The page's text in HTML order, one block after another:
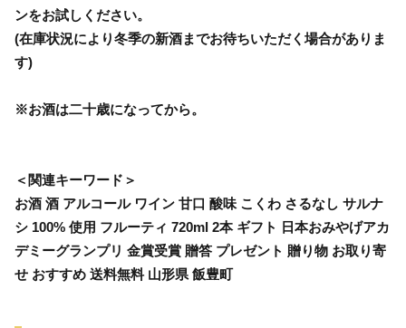
ンをお試しください。
(在庫状況により冬季の新酒までお待ちいただく場合がありま
す)
※お酒は二十歳になってから。
＜関連キーワード＞
お酒 酒 アルコール ワイン 甘口 酸味 こくわ さるなし サルナ
シ 100% 使用 フルーティ 720ml 2本 ギフト 日本おみやげアカ
デミーグランプリ 金賞受賞 贈答 プレゼント 贈り物 お取り寄
せ おすすめ 送料無料 山形県 飯豊町